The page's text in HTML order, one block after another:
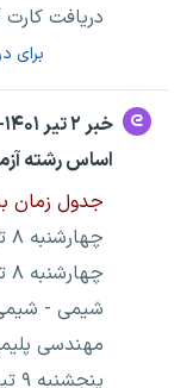
دریافت
برای
اساس رشته
جدول زمان
چهارشنبه ۸ تیرماه نوبت صبح (۸:۳۰): دیپلم
شیمی -
مهندسی